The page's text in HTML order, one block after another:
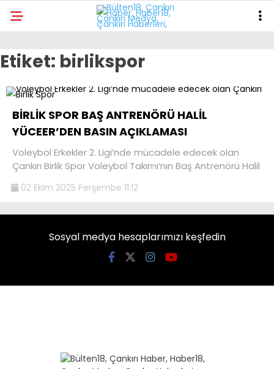
İhbar Hattı
VİDEO
GÜNDEM
POLITIKA
KÜLTÜR-SANAT
Etiket: birlikspor
BİRLİK SPOR BAŞ ANTRENÖRÜ HALİL
YÜCEER’DEN BASIN AÇIKLAMASI
Voleybol Erkekler 2. Ligi’nde mücadele edecek olan
Çankırı Birlik Spor Voleybol Takımı’nın Baş Antrenörü Halil
02 Ekim 2025 Perşembe 11:12
Sosyal medya hesaplarımızı keşfedin